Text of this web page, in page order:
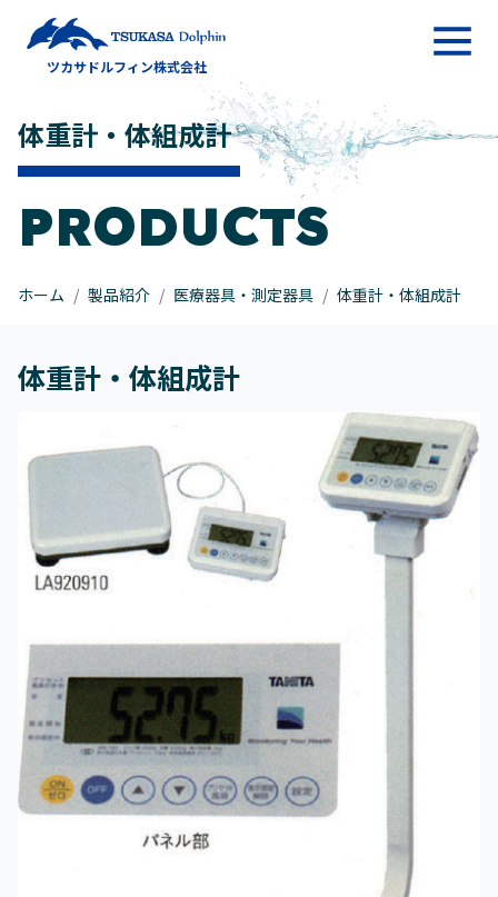
メインナビゲーション
ツカサドルフィン株式会社
体重計・体組成計
PRODUCTS
ホーム 製品紹介 医療器具・測定器具 体重計・体組成計
体重計・体組成計